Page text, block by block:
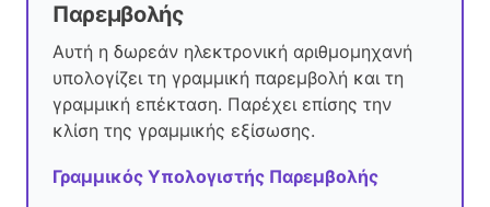
Παρεμβολής
Αυτή η δωρεάν ηλεκτρονική αριθμομηχανή
υπολογίζει τη γραμμική παρεμβολή και τη
γραμμική επέκταση. Παρέχει επίσης την
κλίση της γραμμικής εξίσωσης.
Γραμμικός Υπολογιστής Παρεμβολής